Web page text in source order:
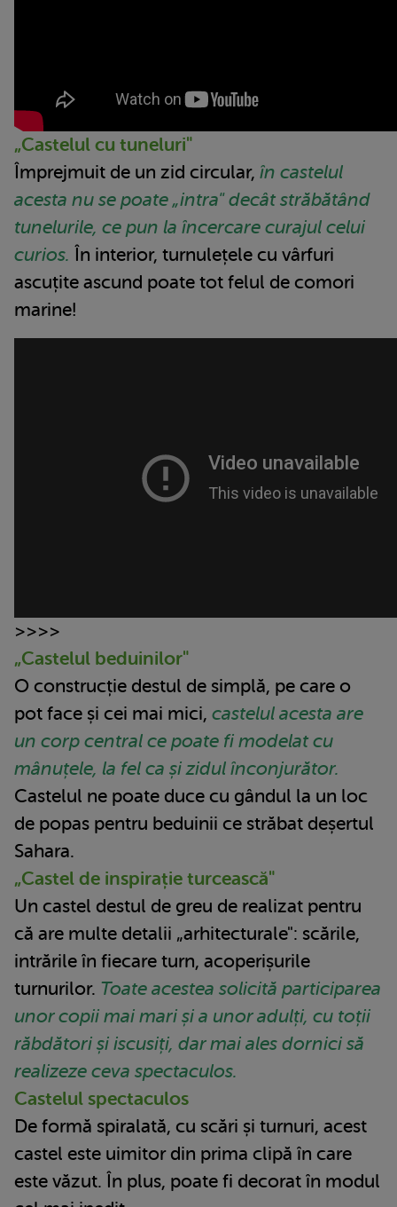
„Castelul cu tuneluri"
Împrejmuit de un zid circular, în castelul
acesta nu se poate „intra" decât străbătând
tunelurile, ce pun la încercare curajul celui
curios. În interior, turnulețele cu vârfuri
ascuțite ascund poate tot felul de comori
marine!
>>>>
„Castelul beduinilor"
O construcție destul de simplă, pe care o
pot face și cei mai mici, castelul acesta are
un corp central ce poate fi modelat cu
mânuțele, la fel ca și zidul înconjurător.
Castelul ne poate duce cu gândul la un loc
de popas pentru beduinii ce străbat deșertul
Sahara.
„Castel de inspirație turcească"
Un castel destul de greu de realizat pentru
că are multe detalii „arhitecturale": scările,
intrările în fiecare turn, acoperișurile
turnurilor. Toate acestea solicită participarea
unor copii mai mari și a unor adulți, cu toții
răbdători și iscusiți, dar mai ales dornici să
realizeze ceva spectaculos.
Castelul spectaculos
De formă spiralată, cu scări și turnuri, acest
castel este uimitor din prima clipă în care
este văzut. În plus, poate fi decorat în modul